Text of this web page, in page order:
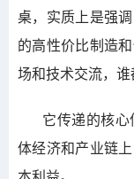
桌，实质上是强
的高性价比制造
场和技术交流，谁
它传递的核
体经济和产业链